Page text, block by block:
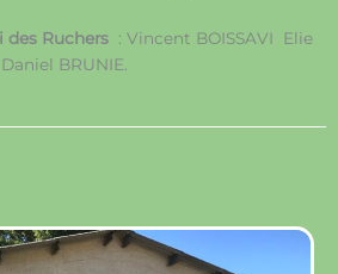
des Ruchers : Vincent BOISSAVI Elie
BRUNIE.